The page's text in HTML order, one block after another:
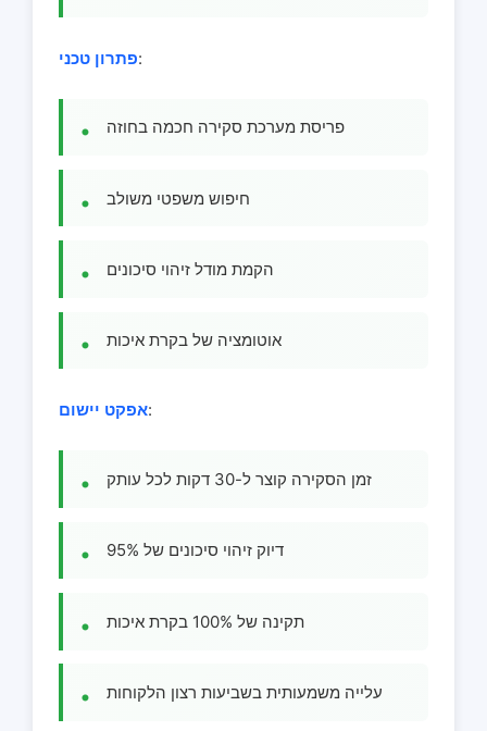
פתרון טכני:
פריסת מערכת סקירה חכמה בחוזה
חיפוש משפטי משולב
הקמת מודל זיהוי סיכונים
אוטומציה של בקרת איכות
אפקט יישום:
זמן הסקירה קוצר ל-30 דקות לכל עותק
דיוק זיהוי סיכונים של 95%
תקינה של 100% בקרת איכות
עלייה משמעותית בשביעות רצון הלקוחות